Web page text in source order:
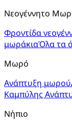
Νεογέννητο
Φροντίδα
μωράκιαΌλα τα
Μωρό
Ανάπτυξη μωρού
Καμπύλης
Νήπιο